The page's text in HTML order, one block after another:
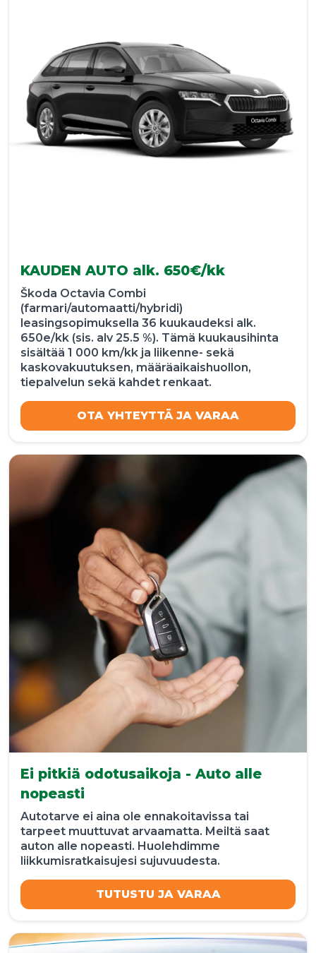
KAUDEN AUTO alk. 650€/kk
Škoda Octavia Combi
(farmari/automaatti/hybridi)
leasingsopimuksella 36 kuukaudeksi alk.
650e/kk (sis. alv 25.5 %). Tämä kuukausihinta
sisältää 1 000 km/kk ja liikenne- sekä
kaskovakuutuksen, määräaikaishuollon,
tiepalvelun sekä kahdet renkaat.
OTA YHTEYTTÄ JA VARAA
Ei pitkiä odotusaikoja - Auto alle
nopeasti
Autotarve ei aina ole ennakoitavissa tai
tarpeet muuttuvat arvaamatta. Meiltä saat
auton alle nopeasti. Huolehdimme
liikkumisratkaisujesi sujuvuudesta.
TUTUSTU JA VARAA